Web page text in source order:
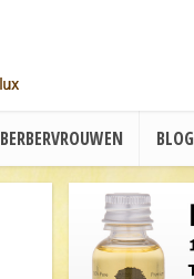
BERBERVROUWEN BLOG